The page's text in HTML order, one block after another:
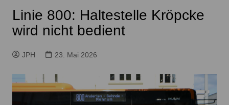
Linie 800: Haltestelle Kröpcke
wird nicht bedient
JPH 23. Mai 2026